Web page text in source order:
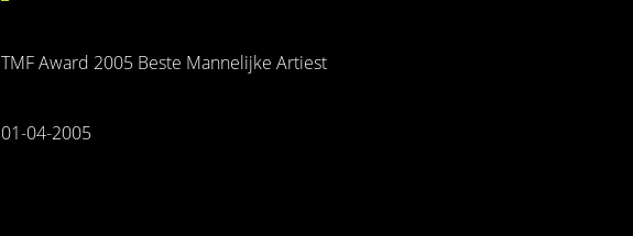
TMF Award 2005 Beste Mannelijke Artiest
01-04-2005